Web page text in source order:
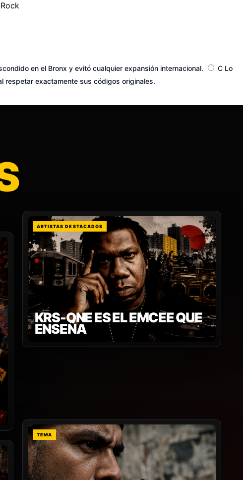
en el Bronx y evitó cualquier expansión internacional. C Lo
respetar exactamente sus códigos originales.
ARTISTAS DESTACADOS
KRS-ONE ES EL EMCEE QUE
ENSEÑA
TEMA